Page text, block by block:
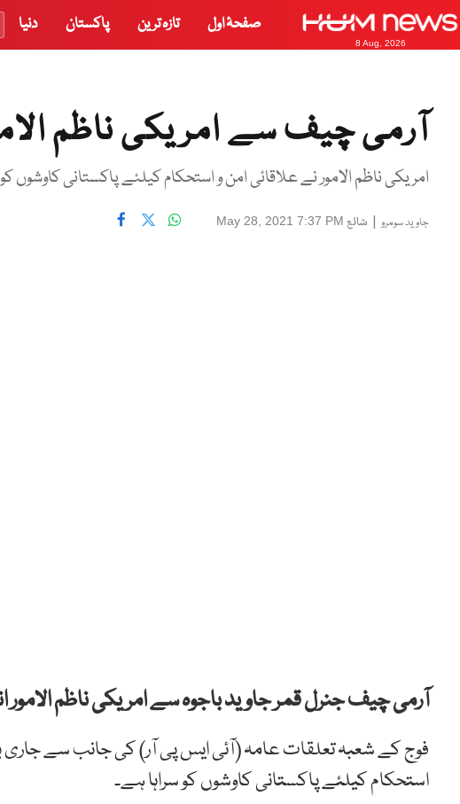
8 Aug, 2026
صفحۂ اول تازہ ترین پاکستان دنیا
آرمی چیف سے امریکی ناظم
امریکی ناظم الامور نے علاقائی امن و استحکام کیلئے پاکستانی کاوشوں کو
جاوید سومرو| شائع May 28, 2021 7:37 PM
آرمی چیف جنرل قمر جاوید باجوہ سے امریکی ناظم الامور
فوج کے شعبہ تعلقات عامہ (آئی ایس پی آر) کی جانب سے جاری
استحکام کیلئے پاکستانی کاوشوں کو سراہا ہے۔